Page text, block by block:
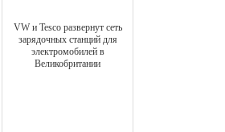
VW и Tesco развернут сеть
зарядочных станций для
электромобилей в
Великобритании